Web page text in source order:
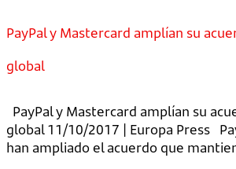
PayPal y Mastercard amplían su
global
PayPal y Mastercard amplían su
global 11/10/2017 | Europa Press
han ampliado el acuerdo que